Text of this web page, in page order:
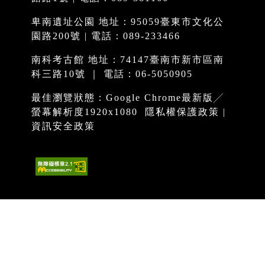
卑南遺址公園 地址：95059臺東市文化公
園路200號 | 電話：089-233466
南科考古館 地址：74147臺南市新市區南
科三路10號 ｜ 電話：06-5050905
最佳瀏覽狀態：Google Chrome最新版╱
螢幕解析度1920x1080
隱私權保護政策 |
資訊安全政策